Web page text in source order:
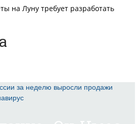
за неделю выросли продажи